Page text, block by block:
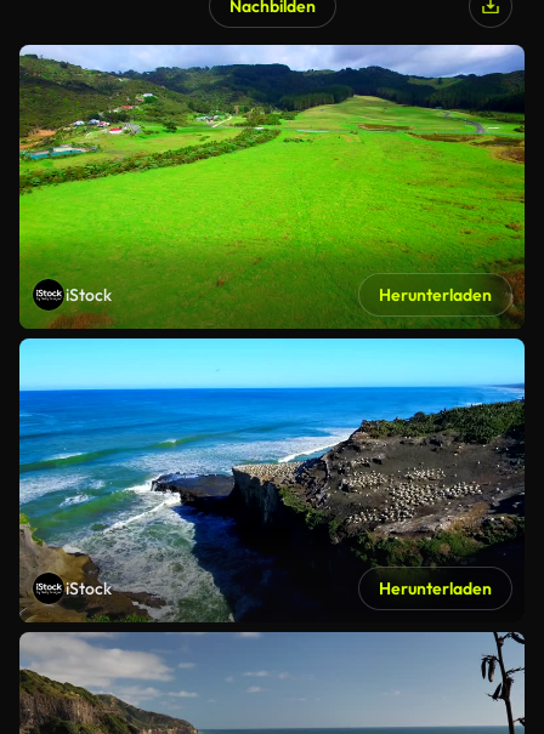
Nachbilden
iStock Herunterladen
iStock Herunterladen